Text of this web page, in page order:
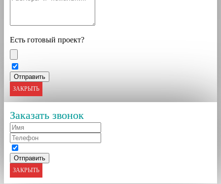
Есть готовый проект?
ЗАКРЫТЬ
Заказать звонок
ЗАКРЫТЬ